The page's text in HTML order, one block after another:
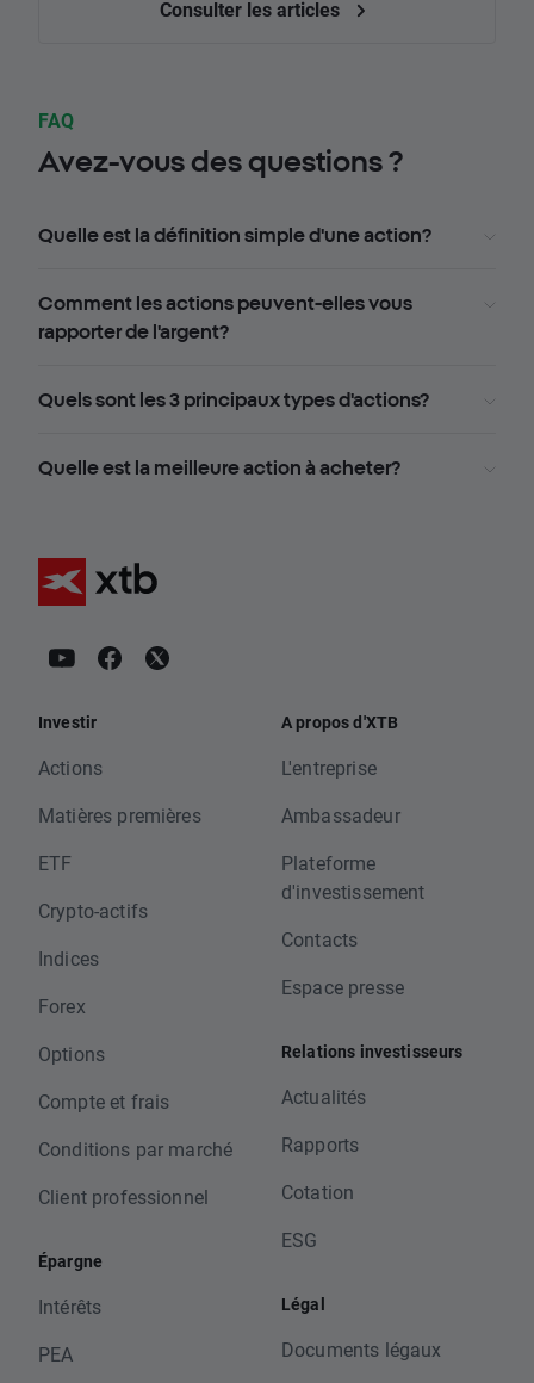
Consulter les articles
FAQ
Avez-vous des questions ?
Quelle est la définition simple d'une action?
Comment les actions peuvent-elles vous
rapporter de l'argent?
Quels sont les 3 principaux types d'actions?
Quelle est la meilleure action à acheter?
Investir
Actions
Matières premières
ETF
Crypto-actifs
Indices
Forex
Options
Compte et frais
Conditions par marché
Client professionnel
Épargne
Intérêts
PEA
A propos d'XTB
L'entreprise
Ambassadeur
Plateforme
d'investissement
Contacts
Espace presse
Relations investisseurs
Actualités
Rapports
Cotation
ESG
Légal
Documents légaux